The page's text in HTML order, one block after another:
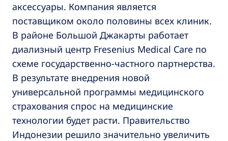
аксессуары. Компания является
поставщиком около половины всех клиник.
В районе Большой Джакарты работает
диализный центр Fresenius Medical Care по
схеме государственно-частного партнерства.
В результате внедрения новой
универсальной программы медицинского
страхования спрос на медицинские
технологии будет расти. Правительство
Индонезии решило значительно увеличить